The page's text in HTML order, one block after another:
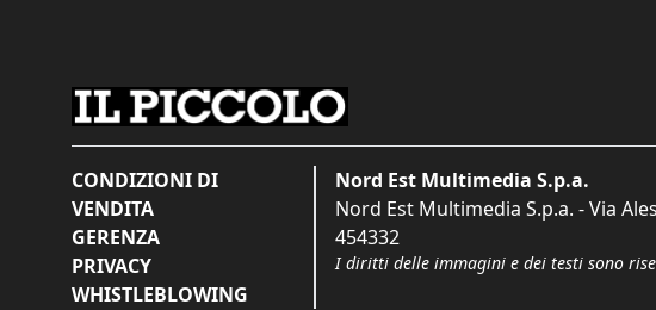
CONDIZIONI DI
VENDITA
GERENZA
PRIVACY
WHISTLEBLOWING
Nord Est Multimedia S.p.a.
Nord Est Multimedia S.p.a. - Via
454332
I diritti delle immagini e dei testi sono